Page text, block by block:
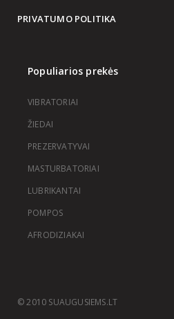
PRIVATUMO POLITIKA
Populiarios prekės
VIBRATORIAI
ŽIEDAI
PREZERVATYVAI
MASTURBATORIAI
LUBRIKANTAI
POMPOS
AFRODIZIAKAI
© 2010 SUAUGUSIEMS.LT